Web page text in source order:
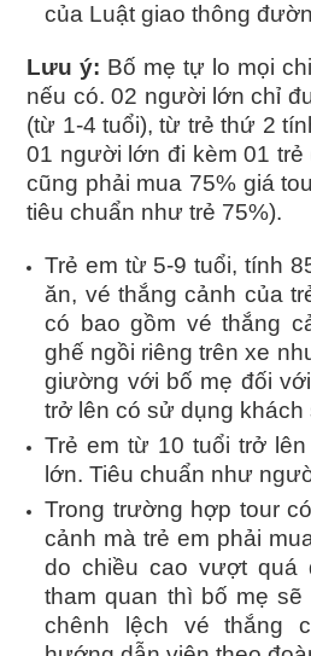
của Luật giao thông
Lưu ý: Bố mẹ tự lo mọi
nếu có. 02 người lớn chỉ
(từ 1-4 tuổi), từ trẻ thứ 2
01 người lớn đi kèm 01 trẻ
cũng phải mua 75% giá
tiêu chuẩn như trẻ 75%).
Trẻ em từ 5-9 tuổi, tính
ăn, vé thắng cảnh của
có bao gồm vé thắng
ghế ngồi riêng trên xe
giường với bố mẹ đối
trở lên có sử dụng khách
Trẻ em từ 10 tuổi trở
lớn. Tiêu chuẩn như
Trong trường hợp tour
cảnh mà trẻ em phải
do chiều cao vượt quá
tham quan thì bố mẹ sẽ
chênh lệch vé thắng